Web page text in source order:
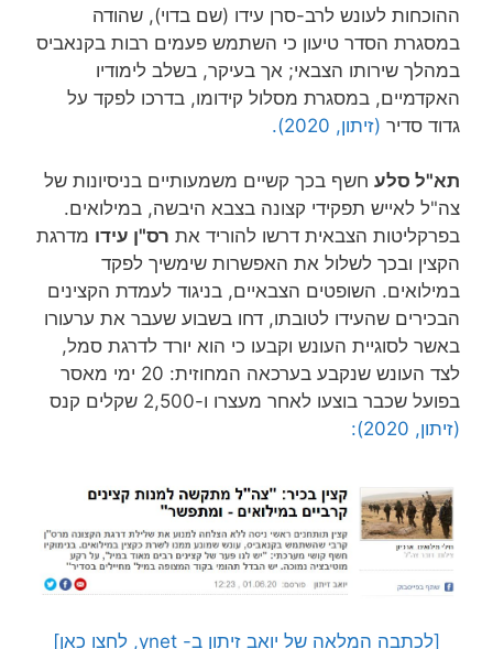
ההוכחות לעונש לרב-סרן עידו (שם בדוי), שהודה
במסגרת הסדר טיעון כי השתמש פעמים רבות בקנאביס
במהלך שירותו הצבאי; אך בעיקר, בשלב לימודיו
האקדמיים, במסגרת מסלול קידומו, בדרכו לפקד על
גדוד סדיר (זיתון, 2020).
תא"ל סלע חשף בכך קשיים משמעותיים בניסיונות של
צה"ל לאייש תפקידי קצונה בצבא היבשה, במילואים.
בפרקליטות הצבאית דרשו להוריד את רס"ן עידו מדרגת
הקצין ובכך לשלול את האפשרות שימשיך לפקד
במילואים. השופטים הצבאיים, בניגוד לעמדת הקצינים
הבכירים שהעידו לטובתו, דחו בשבוע שעבר את ערעורו
באשר לסוגיית העונש וקבעו כי הוא יורד לדרגת סמל,
לצד העונש שנקבע בערכאה המחוזית: 20 ימי מאסר
בפועל שכבר בוצעו לאחר מעצרו ו-2,500 שקלים קנס
(זיתון, 2020):
[לכתבה המלאה של יואב זיתון ב- ynet, לחצו כאן]